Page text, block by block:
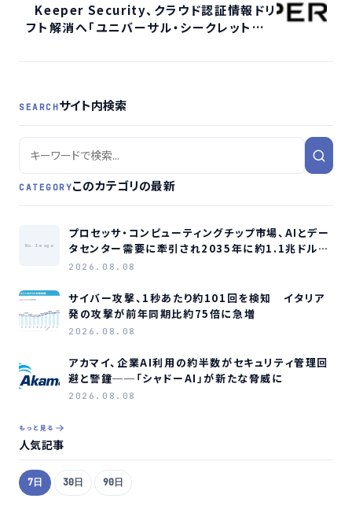
Keeper Security、クラウド認証情報ドリ
フト解消へ「ユニバーサル・シークレットシン
SEARCHサイト内検索
CATEGORYこのカテゴリの最新
No Image
プロセッサ・コンピューティングチップ市場、AIとデー
タセンター需要に牽引され2035年に約1.1兆ドル規
模へ成長か
2026.08.08
サイバー攻撃、1秒あたり約101回を検知 イタリア
発の攻撃が前年同期比約75倍に急増
2026.08.08
アカマイ、企業AI利用の約半数がセキュリティ管理回
避と警鐘──「シャドーAI」が新たな脅威に
2026.08.08
もっと見る
人気記事
7日 30日 90日